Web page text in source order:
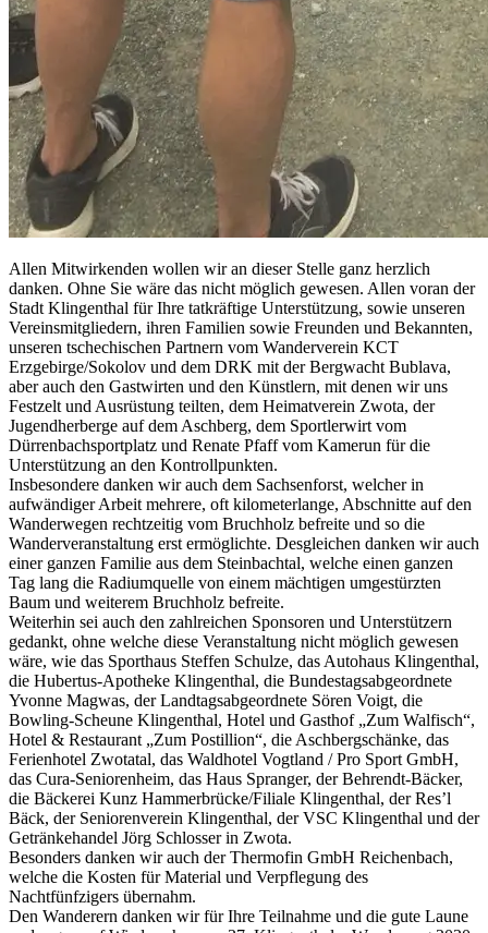
Allen Mitwirkenden wollen wir an dieser Stelle ganz herzlich
danken. Ohne Sie wäre das nicht möglich gewesen. Allen voran der
Stadt Klingenthal für Ihre tatkräftige Unterstützung, sowie unseren
Vereinsmitgliedern, ihren Familien sowie Freunden und Bekannten,
unseren tschechischen Partnern vom Wanderverein KCT
Erzgebirge/Sokolov und dem DRK mit der Bergwacht Bublava,
aber auch den Gastwirten und den Künstlern, mit denen wir uns
Festzelt und Ausrüstung teilten, dem Heimatverein Zwota, der
Jugendherberge auf dem Aschberg, dem Sportlerwirt vom
Dürrenbachsportplatz und Renate Pfaff vom Kamerun für die
Unterstützung an den Kontrollpunkten.
Insbesondere danken wir auch dem Sachsenforst, welcher in
aufwändiger Arbeit mehrere, oft kilometerlange, Abschnitte auf den
Wanderwegen rechtzeitig vom Bruchholz befreite und so die
Wanderveranstaltung erst ermöglichte. Desgleichen danken wir auch
einer ganzen Familie aus dem Steinbachtal, welche einen ganzen
Tag lang die Radiumquelle von einem mächtigen umgestürzten
Baum und weiterem Bruchholz befreite.
Weiterhin sei auch den zahlreichen Sponsoren und Unterstützern
gedankt, ohne welche diese Veranstaltung nicht möglich gewesen
wäre, wie das Sporthaus Steffen Schulze, das Autohaus Klingenthal,
die Hubertus-Apotheke Klingenthal, die Bundestagsabgeordnete
Yvonne Magwas, der Landtagsabgeordnete Sören Voigt, die
Bowling-Scheune Klingenthal, Hotel und Gasthof „Zum Walfisch“,
Hotel & Restaurant „Zum Postillion“, die Aschbergschänke, das
Ferienhotel Zwotatal, das Waldhotel Vogtland / Pro Sport GmbH,
das Cura-Seniorenheim, das Haus Spranger, der Behrendt-Bäcker,
die Bäckerei Kunz Hammerbrücke/Filiale Klingenthal, der Res’l
Bäck, der Seniorenverein Klingenthal, der VSC Klingenthal und der
Getränkehandel Jörg Schlosser in Zwota.
Besonders danken wir auch der Thermofin GmbH Reichenbach,
welche die Kosten für Material und Verpflegung des
Nachtfünfzigers übernahm.
Den Wanderern danken wir für Ihre Teilnahme und die gute Laune